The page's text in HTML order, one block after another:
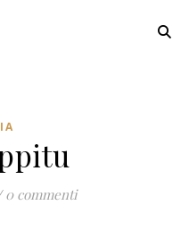
0 commenti